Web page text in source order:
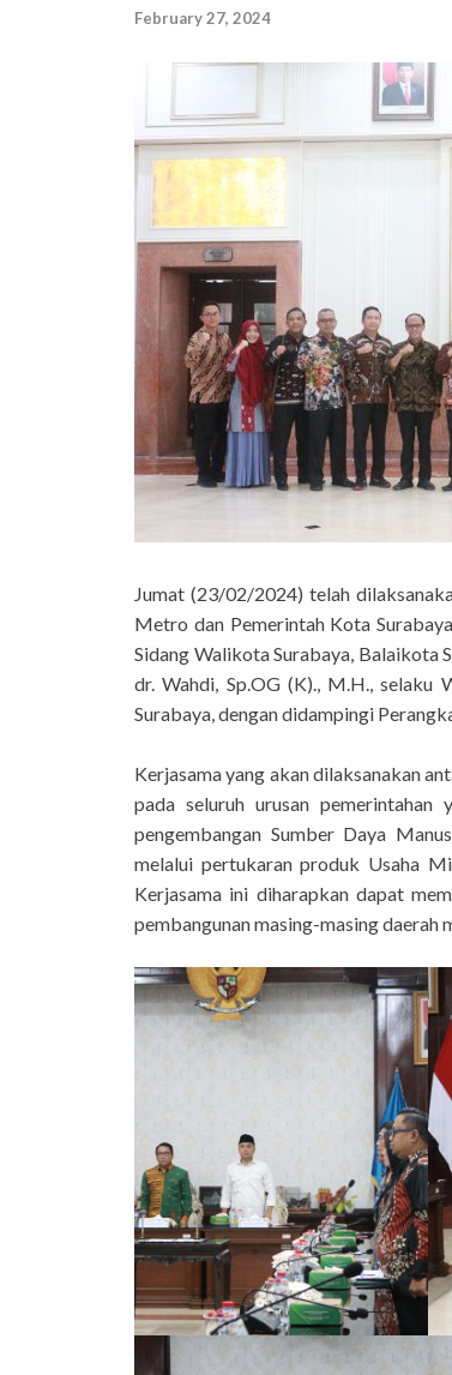
February 27, 2024
Jumat (23/02/2024) telah
Metro dan Pemerintah Kota
Sidang Walikota Surabaya, Balaikota
dr. Wahdi, Sp.OG (K)., M.H., selaku
Surabaya, dengan didampingi
Kerjasama yang akan dilaksanakan
pada seluruh urusan pemerintahan
pengembangan Sumber Daya
melalui pertukaran produk Usaha
Kerjasama ini diharapkan dapat
pembangunan masing-masing daerah